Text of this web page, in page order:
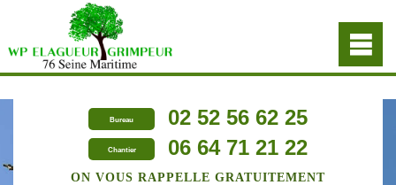
Bureau 02 52 56 62 25
Chantier 06 64 71 21 22
ON VOUS RAPPELLE GRATUITEMENT